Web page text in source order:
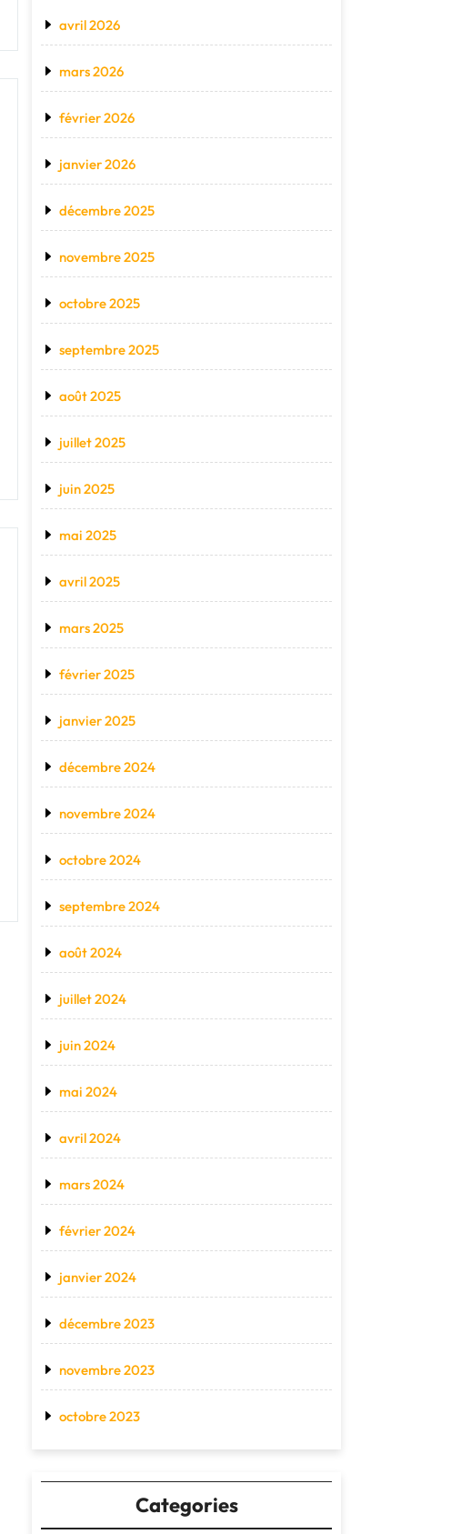
avril 2026
mars 2026
février 2026
janvier 2026
décembre 2025
novembre 2025
octobre 2025
septembre 2025
août 2025
juillet 2025
juin 2025
mai 2025
avril 2025
mars 2025
février 2025
janvier 2025
décembre 2024
novembre 2024
octobre 2024
septembre 2024
août 2024
juillet 2024
juin 2024
mai 2024
avril 2024
mars 2024
février 2024
janvier 2024
décembre 2023
novembre 2023
octobre 2023
Categories